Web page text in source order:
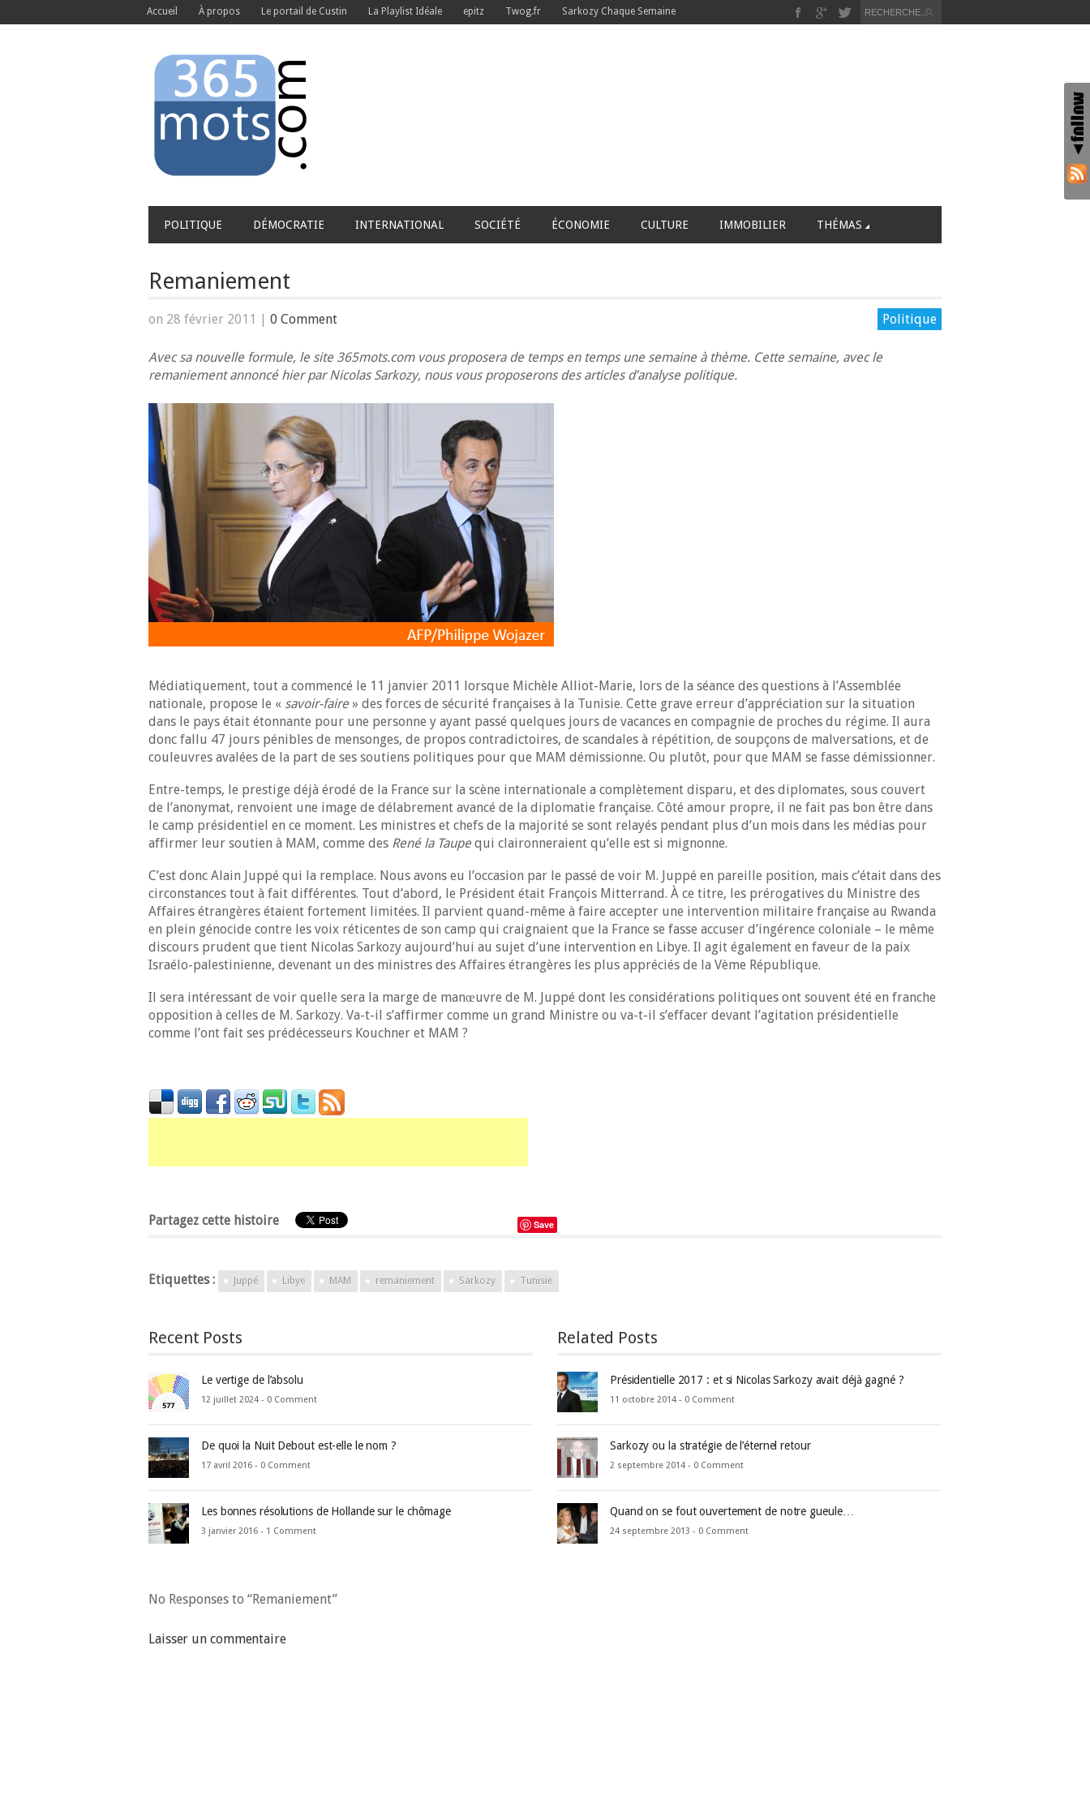
Accueil À propos Le portail de Custin La Playlist Idéale epitz Twog.fr Sarkozy Chaque Semaine
POLITIQUE DÉMOCRATIE INTERNATIONAL SOCIÉTÉ ÉCONOMIE CULTURE IMMOBILIER THÉMAS
Remaniement
on 28 février 2011 | 0 Comment Politique
Avec sa nouvelle formule, le site 365mots.com vous proposera de temps en temps une semaine à thème. Cette semaine, avec le
remaniement annoncé hier par Nicolas Sarkozy, nous vous proposerons des articles d’analyse politique.
Médiatiquement, tout a commencé le 11 janvier 2011 lorsque Michèle Alliot-Marie, lors de la séance des questions à l’Assemblée
nationale, propose le « savoir-faire » des forces de sécurité françaises à la Tunisie. Cette grave erreur d’appréciation sur la situation
dans le pays était étonnante pour une personne y ayant passé quelques jours de vacances en compagnie de proches du régime. Il aura
donc fallu 47 jours pénibles de mensonges, de propos contradictoires, de scandales à répétition, de soupçons de malversations, et de
couleuvres avalées de la part de ses soutiens politiques pour que MAM démissionne. Ou plutôt, pour que MAM se fasse démissionner.
Entre-temps, le prestige déjà érodé de la France sur la scène internationale a complètement disparu, et des diplomates, sous couvert
de l’anonymat, renvoient une image de délabrement avancé de la diplomatie française. Côté amour propre, il ne fait pas bon être dans
le camp présidentiel en ce moment. Les ministres et chefs de la majorité se sont relayés pendant plus d’un mois dans les médias pour
affirmer leur soutien à MAM, comme des René la Taupe qui claironneraient qu’elle est si mignonne.
C’est donc Alain Juppé qui la remplace. Nous avons eu l’occasion par le passé de voir M. Juppé en pareille position, mais c’était dans des
circonstances tout à fait différentes. Tout d’abord, le Président était François Mitterrand. À ce titre, les prérogatives du Ministre des
Affaires étrangères étaient fortement limitées. Il parvient quand-même à faire accepter une intervention militaire française au Rwanda
en plein génocide contre les voix réticentes de son camp qui craignaient que la France se fasse accuser d’ingérence coloniale – le même
discours prudent que tient Nicolas Sarkozy aujourd’hui au sujet d’une intervention en Libye. Il agit également en faveur de la paix
Israélo-palestinienne, devenant un des ministres des Affaires étrangères les plus appréciés de la Vème République.
Il sera intéressant de voir quelle sera la marge de manœuvre de M. Juppé dont les considérations politiques ont souvent été en franche
opposition à celles de M. Sarkozy. Va-t-il s’affirmer comme un grand Ministre ou va-t-il s’effacer devant l’agitation présidentielle
comme l’ont fait ses prédécesseurs Kouchner et MAM ?
Partagez cette histoire Save
Etiquettes : Juppé Libye MAM remaniement Sarkozy Tunisie
Recent Posts
Le vertige de l’absolu
12 juillet 2024 - 0 Comment
De quoi la Nuit Debout est-elle le nom ?
17 avril 2016 - 0 Comment
Les bonnes résolutions de Hollande sur le chômage
3 janvier 2016 - 1 Comment
Related Posts
Présidentielle 2017 : et si Nicolas Sarkozy avait déjà gagné ?
11 octobre 2014 - 0 Comment
Sarkozy ou la stratégie de l’éternel retour
2 septembre 2014 - 0 Comment
Quand on se fout ouvertement de notre gueule…
24 septembre 2013 - 0 Comment
No Responses to “Remaniement”
Laisser un commentaire